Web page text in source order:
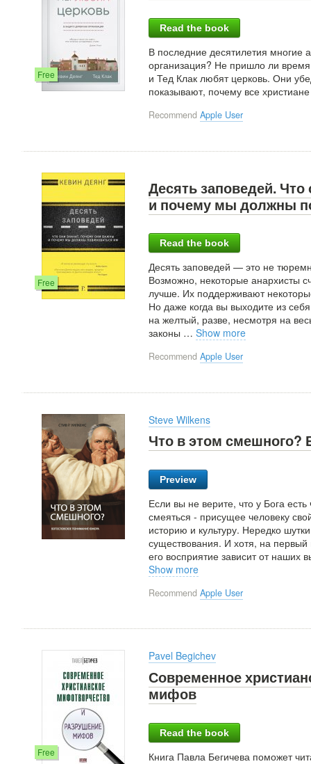
Free
Read the book
В последние десятилетия многие
организация? Не пришло ли время
и Тед Клак любят церковь. Они
показывают, почему все
Recommend Apple User
Free
Десять заповедей.
и почему мы должны
Read the book
Десять заповедей — это не
Возможно, некоторые анархисты
лучше. Их поддерживают
Но даже когда вы выходите из
на желтый, разве, несмотря на
законы … Show more
Recommend Apple User
Steve Wilkens
Что в этом смешного?
Preview
Если вы не верите, что у Бога
смеяться - присущее человеку
историю и культуру. Нередко
существования. И хотя, на
его восприятие зависит от наших
Show more
Recommend Apple User
Free
Pavel Begichev
Современное
мифов
Read the book
Книга Павла Бегичева поможет